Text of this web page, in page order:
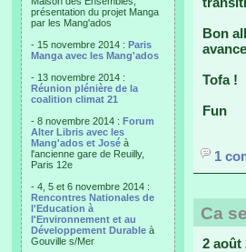
présentation du projet Manga
par les Mang'ados
- 15 novembre 2014 : Paris
Manga avec les Mang'ados
- 13 novembre 2014 :
Réunion plénière de la
coalition climat 21
- 8 novembre 2014 : Forum
Alter Libris avec les
Mang'ados et José à
l'ancienne gare de Reuilly,
Paris 12e
- 4, 5 et 6 novembre 2014 :
Rencontres Nationales de
l'Education à
l'Environnement et au
Développement Durable à
Gouville s/Mer
Bon
Tofa !
Fun
1
Ca
2 août